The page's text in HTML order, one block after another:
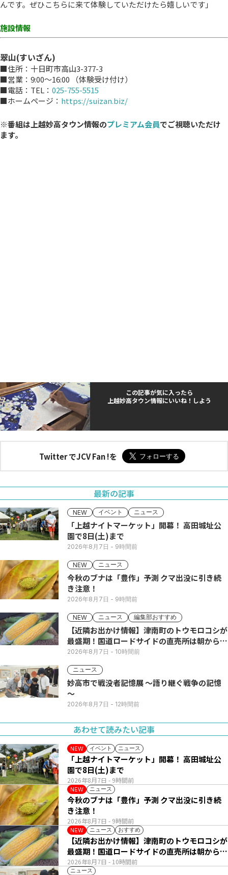
んです。ぜひこちらに来て体験していただけたら嬉しいです」
施設情報
翠山(すいざん)
■住所：十日町市高山3-377-3
■営業：9:00～16:00 （体験受け付け）
■電話：TEL： 025-755-5515
■ホームページ： https://suizan.biz/
※番組は上越妙高タウン情報のプレミアム会員でご視聴いただけ
ます。
この記事が気に入ったら
上越妙高タウン情報にいいね！しよう
Twitter でJCV Fan !を
最新の記事
NEW イベント ニュース
「上越ナイトマーケット」開幕！ 高田城址公
園で8日(土)まで
2026年8月7日 - 9時間前
NEW ニュース
今秋のブナは「豊作」予測 クマ出没に引き続
き注意！
2026年8月7日 - 9時間前
NEW ニュース 編集部おすすめ
【近隣お出かけ情報】津南町のトウモロコシが
最盛期！国道ロードサイドの直売所は朝から長
い列
2026年8月7日 - 10時間前
ニュース
妙高市で戦没者記憶展 ～語り継ぐ戦争の記憶
～
2026年8月7日 - 12時間前
あわせて読みたい記事
NEW イベント ニュース
2026年8月7日 - 9時間前
「上越ナイトマーケット」開幕！ 高田城址公
園で8日(土)まで
NEW ニュース
2026年8月7日 - 9時間前
今秋のブナは「豊作」予測 クマ出没に引き続
き注意！
NEW ニュース おすすめ
2026年8月7日 - 10時間前
【近隣お出かけ情報】津南町のトウモロコシが
最盛期！国道ロードサイドの直売所は朝から長
い列
ニュース